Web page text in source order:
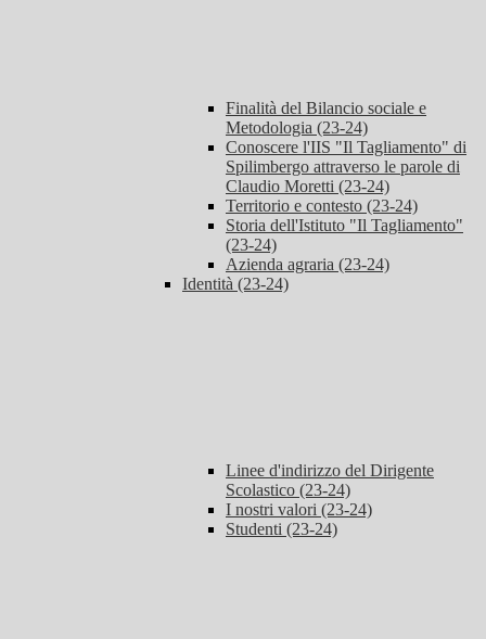
Finalità del Bilancio sociale e
Metodologia (23-24)
Conoscere l'IIS "Il Tagliamento" di
Spilimbergo attraverso le parole di
Claudio Moretti (23-24)
Territorio e contesto (23-24)
Storia dell'Istituto "Il Tagliamento"
(23-24)
Azienda agraria (23-24)
Identità (23-24)
Linee d'indirizzo del Dirigente
Scolastico (23-24)
I nostri valori (23-24)
Studenti (23-24)